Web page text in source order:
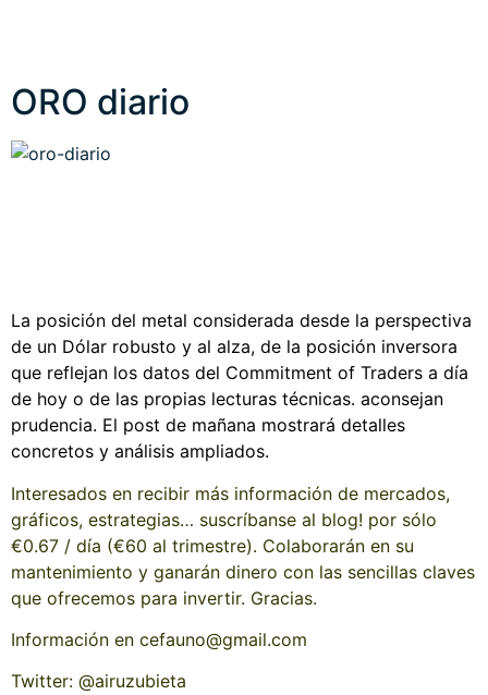
ORO diario
La posición del metal considerada desde la perspectiva
de un Dólar robusto y al alza, de la posición inversora
que reflejan los datos del Commitment of Traders a día
de hoy o de las propias lecturas técnicas. aconsejan
prudencia. El post de mañana mostrará detalles
concretos y análisis ampliados.
Interesados en recibir más información de mercados,
gráficos, estrategias… suscríbanse al blog! por sólo
€0.67 / día (€60 al trimestre). Colaborarán en su
mantenimiento y ganarán dinero con las sencillas claves
que ofrecemos para invertir. Gracias.
Información en cefauno@gmail.com
Twitter: @airuzubieta